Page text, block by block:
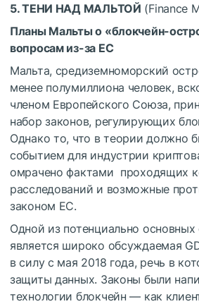
5. ТЕНИ НАД МАЛЬТОЙ (Finance
Планы Мальты о «блокчейн-
вопросам из-за ЕС
Мальта, средиземноморский
менее полумиллиона человек,
членом Европейского Союза,
набор законов, регулирующих
Однако то, что в теории должно
событием для индустрии
омрачено фактами проходящих
расследований и возможные
законом ЕС.
Одной из потенциально основных
является широко обсуждаемая
в силу с мая 2018 года, речь в
защиты данных. Законы были
технологии блокчейн — как